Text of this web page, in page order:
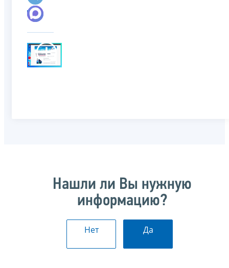
Нашли ли Вы нужную
информацию?
Нет Да